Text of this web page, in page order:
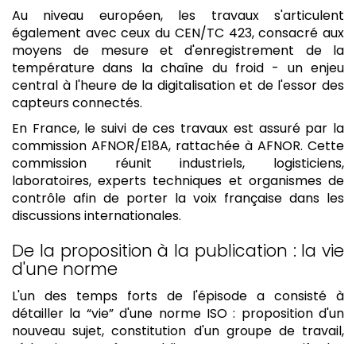
Au niveau européen, les travaux s'articulent
également avec ceux du CEN/TC 423, consacré aux
moyens de mesure et d'enregistrement de la
température dans la chaîne du froid - un enjeu
central à l'heure de la digitalisation et de l'essor des
capteurs connectés.
En France, le suivi de ces travaux est assuré par la
commission AFNOR/E18A, rattachée à AFNOR. Cette
commission réunit industriels, logisticiens,
laboratoires, experts techniques et organismes de
contrôle afin de porter la voix française dans les
discussions internationales.
De la proposition à la publication : la vie
d'une norme
L'un des temps forts de l'épisode a consisté à
détailler la “vie” d'une norme ISO : proposition d'un
nouveau sujet, constitution d'un groupe de travail,